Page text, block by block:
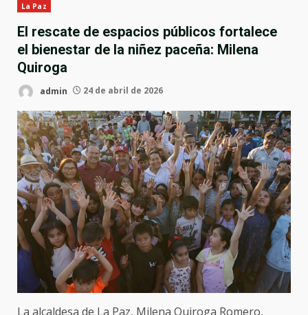
La Paz
El rescate de espacios públicos fortalece
el bienestar de la niñez paceña: Milena
Quiroga
admin 24 de abril de 2026
La alcaldesa de La Paz, Milena Quiroga Romero,